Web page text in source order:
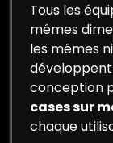
Tous les
mêmes
les mêmes
conception
cases sur
chaque